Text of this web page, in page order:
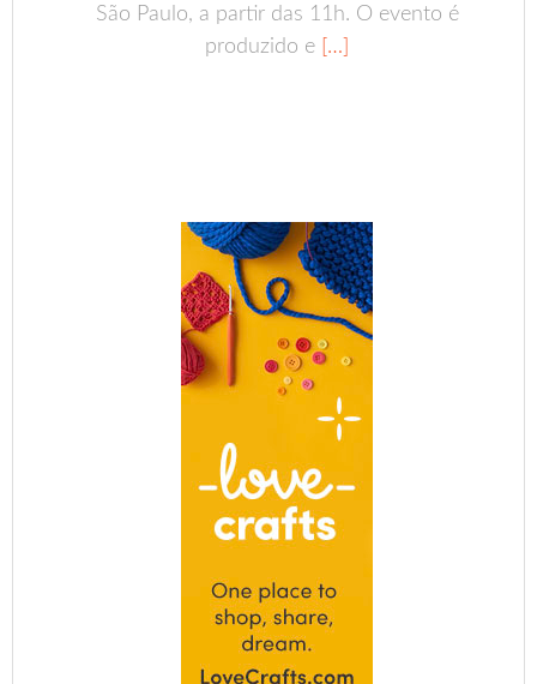
São Paulo, a partir das 11h. O evento é
produzido e […]